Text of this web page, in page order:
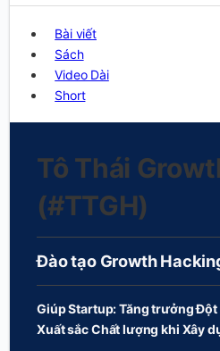
Bài viết
Sách
Video Dài
Short
Tô Thái
(#TTGH)
Đào tạo Growth
Giúp Startup: Tăng trưởng Đột
Xuất sắc Chất lượng khi Xây